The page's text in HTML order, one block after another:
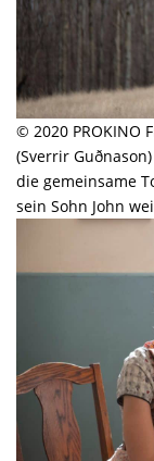
© 2020 PROKINO
(Sverrir
die gemeinsame
sein Sohn John